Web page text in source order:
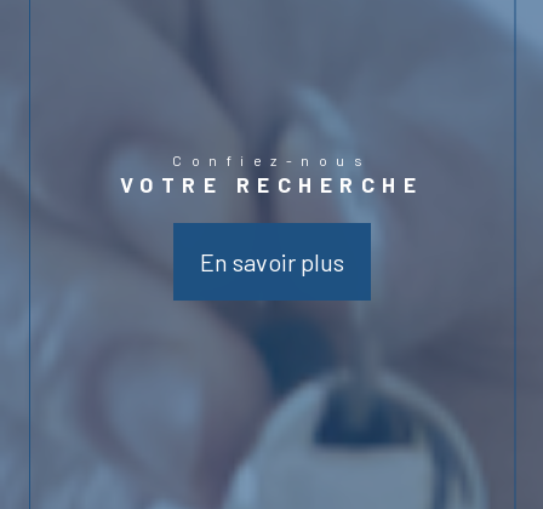
Confiez-nous
VOTRE RECHERCHE
En savoir plus